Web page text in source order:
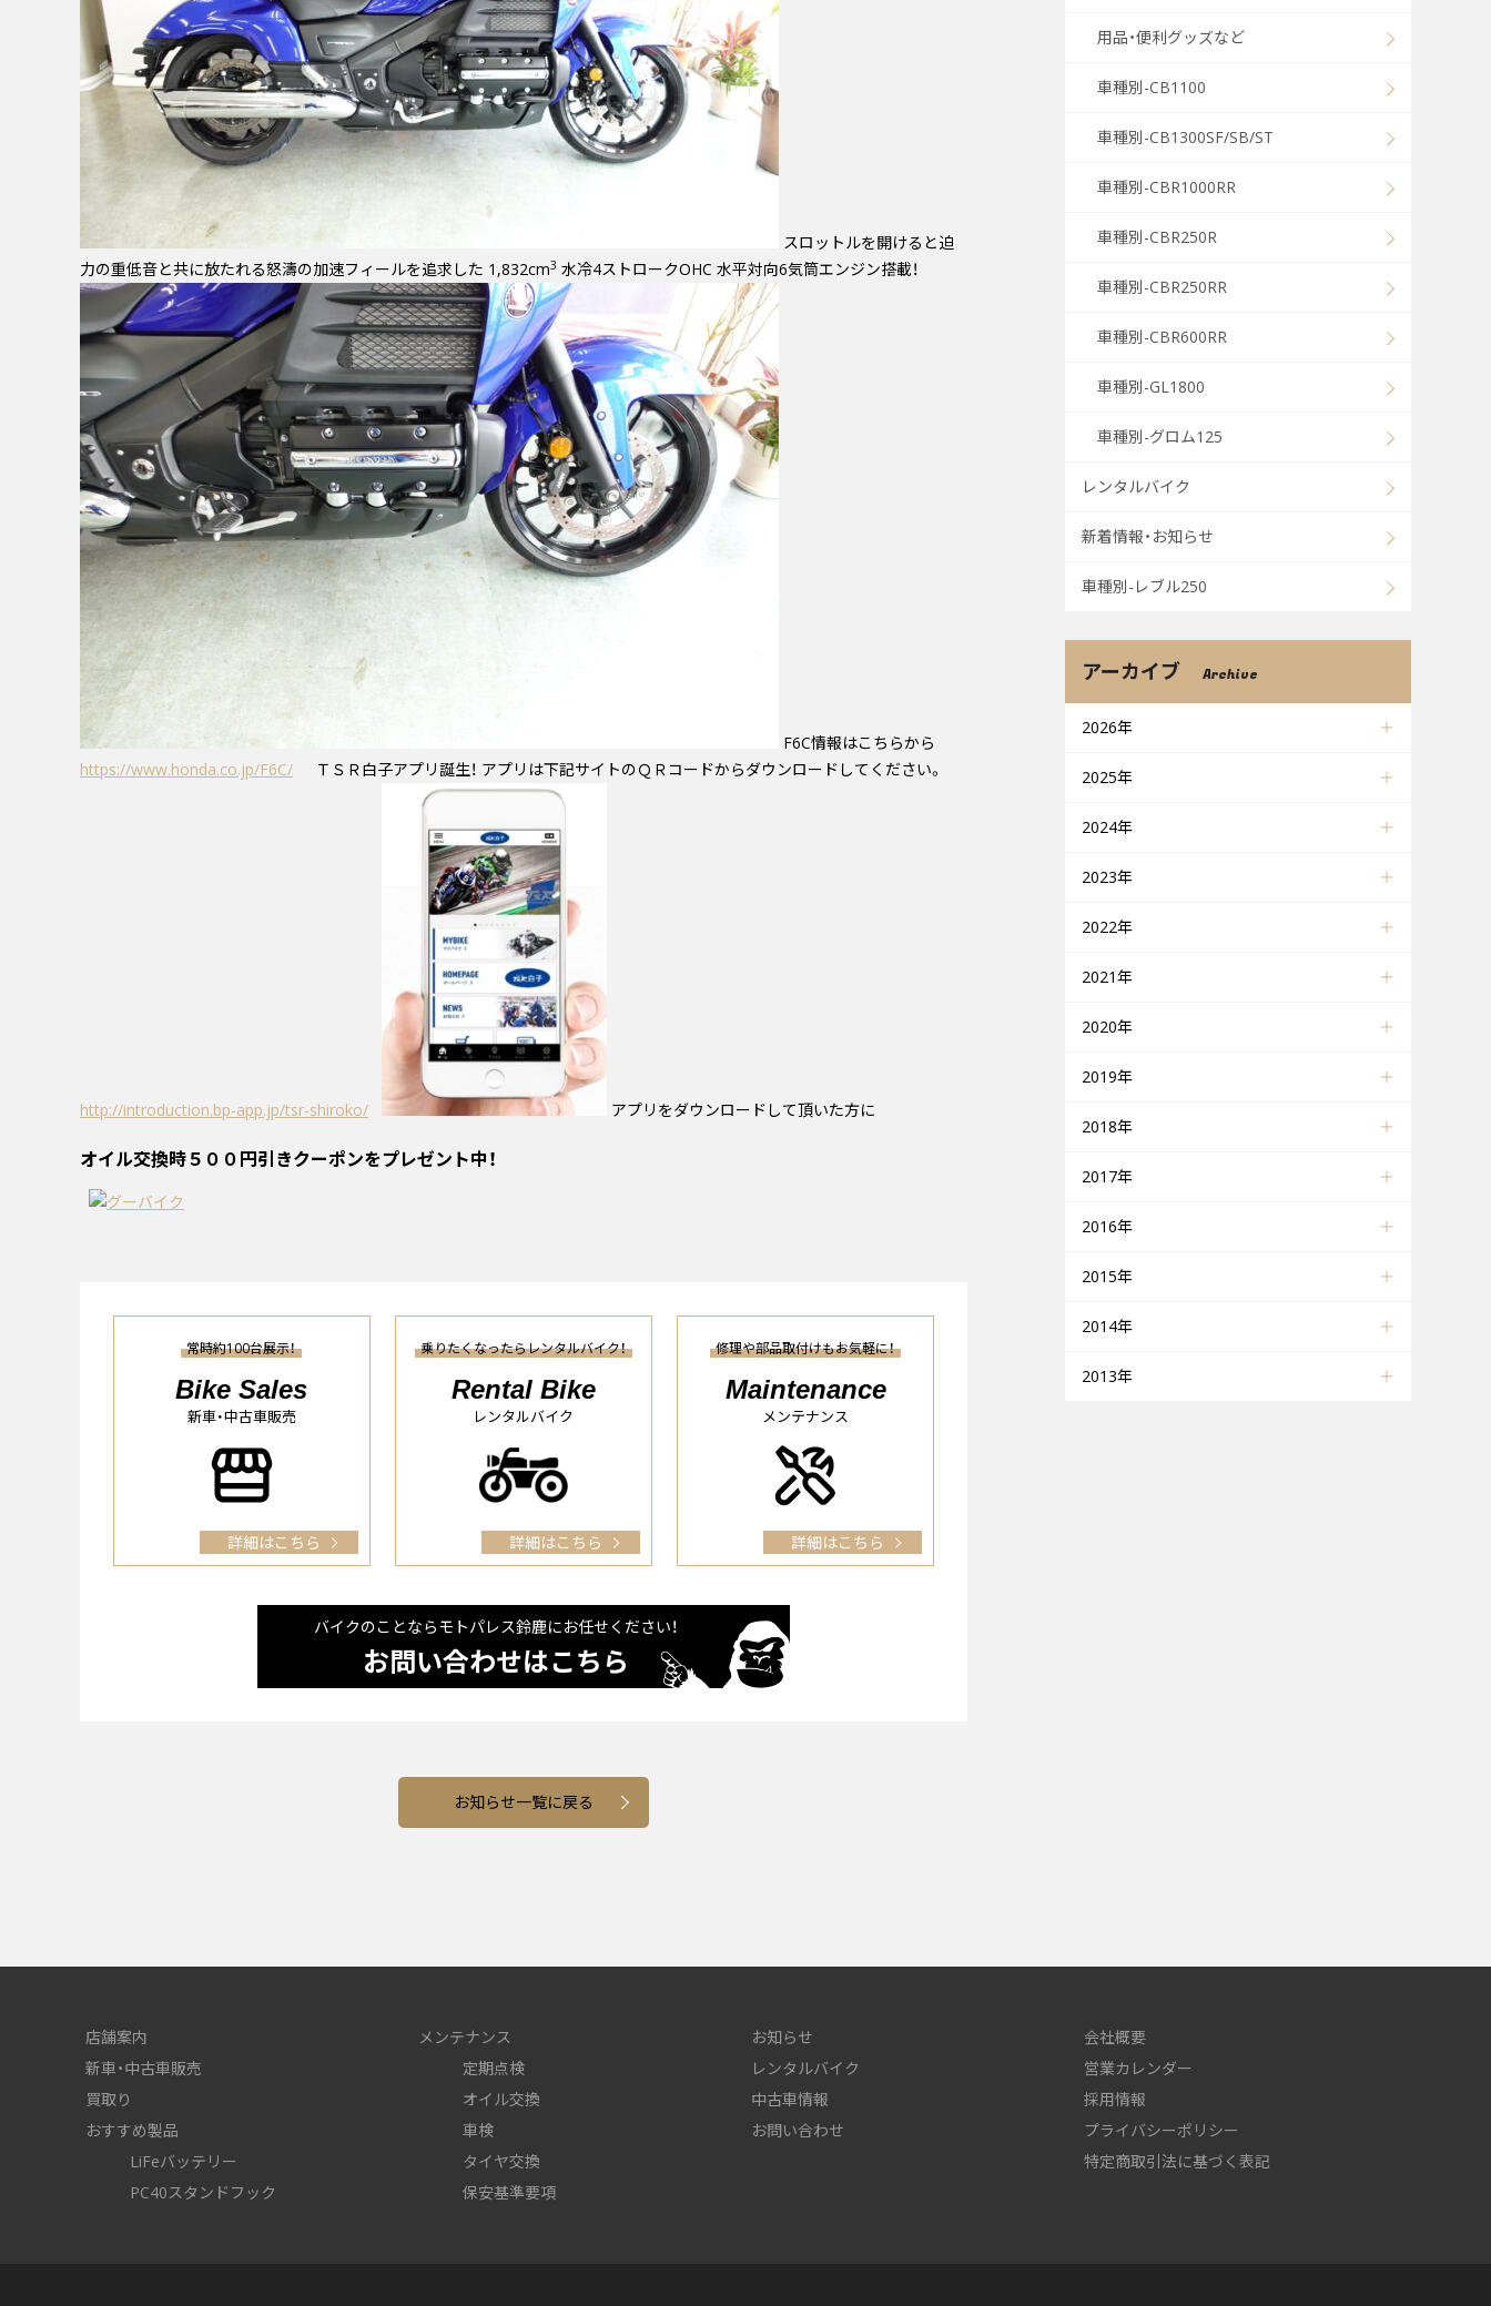
スロットルを開けると迫
力の重低音と共に放たれる怒濤の加速フィールを追求した 1,832cm3 水冷4ストロークOHC 水平対向6気筒エンジン搭載！
F6C情報はこちらから
https://www.honda.co.jp/F6C/ ＴＳＲ白子アプリ誕生！ アプリは下記サイトのＱＲコードからダウンロードしてください。
http://introduction.bp-app.jp/tsr-shiroko/ アプリをダウンロードして頂いた方に
オイル交換時５００円引きクーポンをプレゼント中！
常時約100台展示！
Bike Sales
新車・中古車販売
詳細はこちら
乗りたくなったらレンタルバイク！
Rental Bike
レンタルバイク
詳細はこちら
修理や部品取付けもお気軽に！
Maintenance
メンテナンス
詳細はこちら
バイクのことならモトパレス鈴⿅にお任せください！
お問い合わせはこちら
お知らせ一覧に戻る
用品・便利グッズなど
車種別-CB1100
車種別-CB1300SF/SB/ST
車種別-CBR1000RR
車種別-CBR250R
車種別-CBR250RR
車種別-CBR600RR
車種別-GL1800
車種別-グロム125
レンタルバイク
新着情報・お知らせ
車種別-レブル250
アーカイブ Archive
2026年
2025年
2024年
2023年
2022年
2021年
2020年
2019年
2018年
2017年
2016年
2015年
2014年
2013年
店舗案内
新車・中古車販売
買取り
おすすめ製品
LiFeバッテリー
PC40スタンドフック
メンテナンス
定期点検
オイル交換
車検
タイヤ交換
保安基準要項
お知らせ
レンタルバイク
中古車情報
お問い合わせ
会社概要
営業カレンダー
採用情報
プライバシーポリシー
特定商取引法に基づく表記